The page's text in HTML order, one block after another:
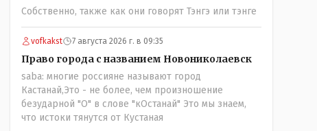
сконцентрировавшись на управлении автобусом.
Кондуктор - помимо удобства - несомненно
рабочие места. Сколько людей можно
трудоустроить? Но зачем, когда водитель должен и
на дорогу смотреть, и оплату контролировать , и (в
редких случаях оплаты наличкой) сдачу выдавать. У
нас прогресс почему-то идет с регрессом рука об
руку. Любую хорошую задумку умудряемся
похерить(
Собственно, также как они говорят Тэнгэ или тэнге
vofkakst 7 августа 2026 г. в 09:35
Право города с названием Новониколаевск
saba: многие россияне называют город
Кастанай,Это - не более, чем произношение
безударной "О" в слове "кОстанай" Это мы знаем,
что истоки тянутся от Кустаная